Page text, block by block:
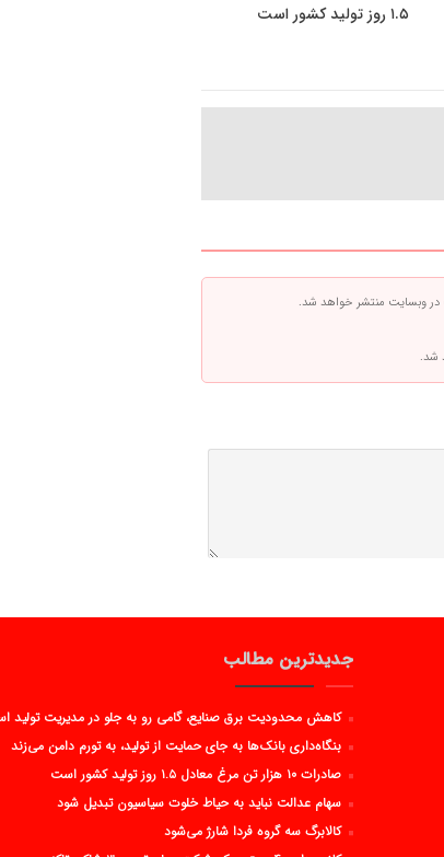
۱.۵ روز تولید کشور است
در وبسایت منتشر خواهد شد.
شد.
جدیدترین مطالب
کاهش محدودیت برق صنایع، گامی رو به جلو در مدیریت تولید
بنگاه‌داری بانک‌ها به جای حمایت از تولید، به تورم دامن می‌زند
صادرات ۱۰ هزار تن مرغ معادل ۱.۵ روز تولید کشور است
سهام عدالت نباید به حیاط خلوت سیاسیون تبدیل شود
کالابرگ سه گروه فردا شارژ می‌شود